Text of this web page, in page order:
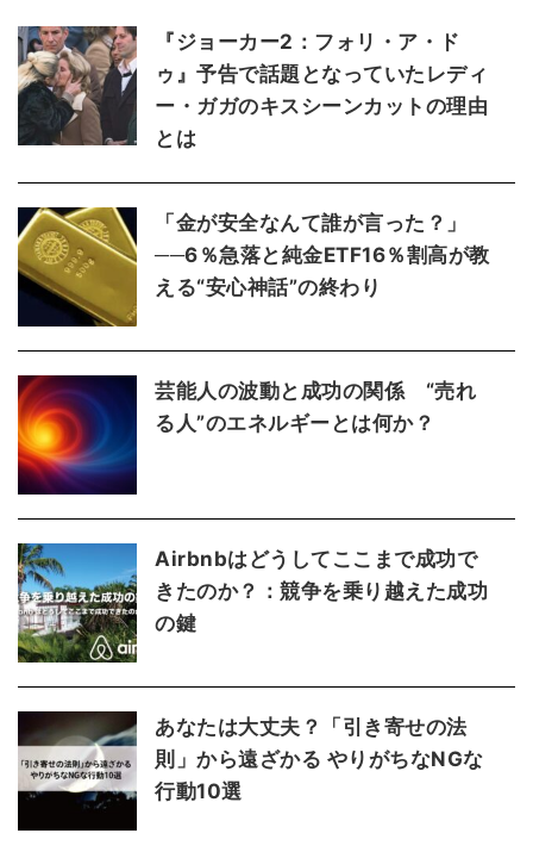
『ジョーカー2：フォリ・ア・ド
ゥ』予告で話題となっていたレディ
ー・ガガのキスシーンカットの理由
とは
「金が安全なんて誰が言った？」
──6％急落と純金ETF16％割高が教
える“安心神話”の終わり
芸能人の波動と成功の関係 “売れ
る人”のエネルギーとは何か？
Airbnbはどうしてここまで成功で
きたのか？：競争を乗り越えた成功
の鍵
あなたは大丈夫？「引き寄せの法
則」から遠ざかる やりがちなNGな
行動10選